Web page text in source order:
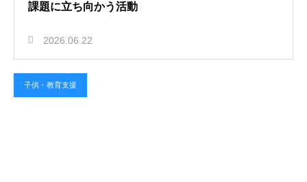
課題に立ち向かう活動
2026.06.22
子供・教育支援